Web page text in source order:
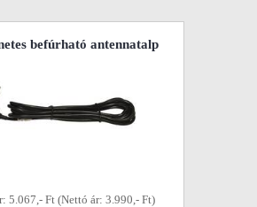
befúrható antennatalp
5.067,- Ft (Nettó ár: 3.990,- Ft)